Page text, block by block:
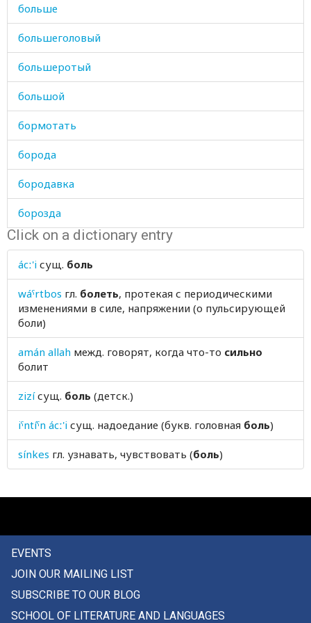
больше
большеголовый
большеротый
большой
бормотать
борода
бородавка
борозда
бороться
борьба
босоножки
ботинок
бочка
боязливый
брань
брат
Click on a dictionary entry
ácː'i сущ. боль
wáˤrtbos гл. болеть, протекая с периодическими
изменениями в силе, напряжении (о пульсирующей
боли)
amán allah межд. говорят, когда что-то сильно
болит
zizí сущ. боль (детск.)
iˤntíˤn ácː'i сущ. надоедание (букв. головная боль)
sínkes гл. узнавать, чувствовать (боль)
EVENTS
JOIN OUR MAILING LIST
SUBSCRIBE TO OUR BLOG
SCHOOL OF LITERATURE AND LANGUAGES